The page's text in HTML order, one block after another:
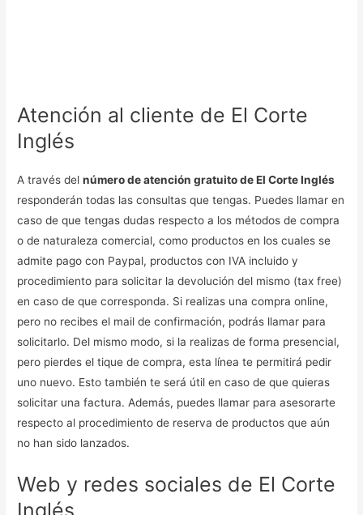
Atención al cliente de El Corte
Inglés
A través delnúmero de atención gratuito de El Corte Inglés
responderán todas las consultas que tengas. Puedes llamar en
caso de que tengas dudas respecto a los métodos de compra
o de naturaleza comercial, como productos en los cuales se
admite pago con Paypal, productos con IVA incluido y
procedimiento para solicitar la devolución del mismo (tax free)
en caso de que corresponda. Si realizas una compra online,
pero no recibes el mail de confirmación, podrás llamar para
solicitarlo. Del mismo modo, si la realizas de forma presencial,
pero pierdes el tique de compra, esta línea te permitirá pedir
uno nuevo. Esto también te será útil en caso de que quieras
solicitar una factura. Además, puedes llamar para asesorarte
respecto al procedimiento de reserva de productos que aún
no han sido lanzados.
Web y redes sociales de El Corte
Inglés